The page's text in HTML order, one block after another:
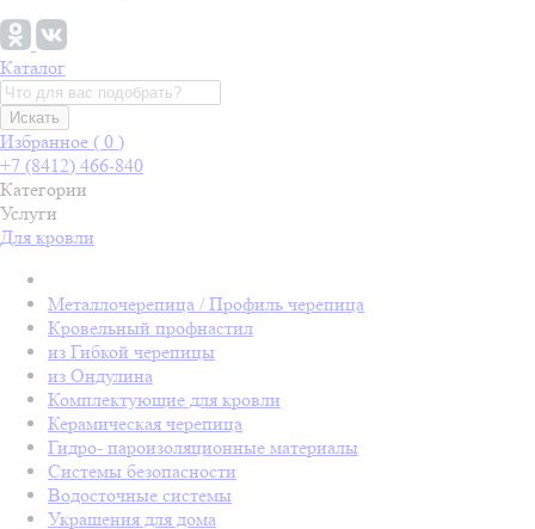
Каталог
Искать
Избранное ( 0 )
+7 (8412) 466-840
Категории
Услуги
Для кровли
Металлочерепица / Профиль черепица
Кровельный профнастил
из Гибкой черепицы
из Ондулина
Комплектующие для кровли
Керамическая черепица
Гидро- пароизоляционные материалы
Системы безопасности
Водосточные системы
Украшения для дома